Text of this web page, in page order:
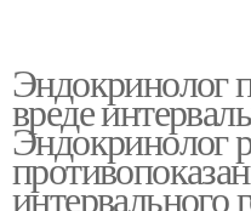
Эндокринолог
вреде
Эндокринолог
интервального